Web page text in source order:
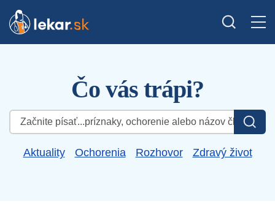
Čo vás trápi?
Hľadať:
Aktuality Ochorenia Rozhovor Zdravý život